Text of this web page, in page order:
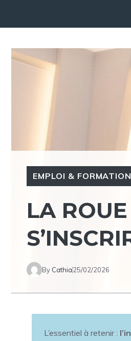
EMPLOI & FORMATION
LA
By Cathia25/02/2026
L’essentiel à retenir :